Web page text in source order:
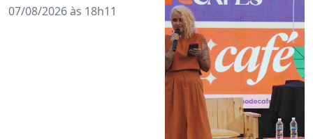
07/08/2026 às 18h11